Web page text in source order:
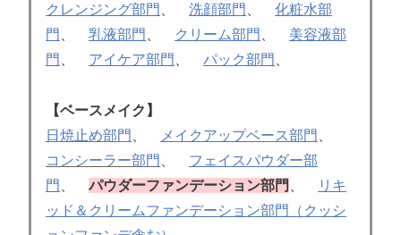
クレンジング部門
洗顔部門
化粧水部
門
乳液部門 クリーム部門
美容液部
門
アイケア部門 パック部門
【ベースメイク】
日焼止め部門
メイクアップベース部門
コンシーラー部門
フェイスパウダー部
門
パウダーファンデーション部門
リキ
ッド＆クリームファンデーション部門（クッシ